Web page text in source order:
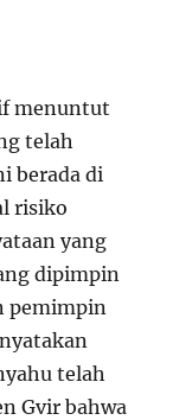
menuntut
telah
berada di
risiko
yang
dipimpin
pemimpin
telah
Gvir bahwa